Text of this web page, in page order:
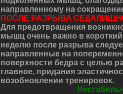
направленному на
ПОСЛЕ РАЗРЫВА
Для предотвращения
мышц очень важно в короткий
неделю после разрыва
направленные на
поверхности бедра с целью
главное, придания
возобновлении тренировок.